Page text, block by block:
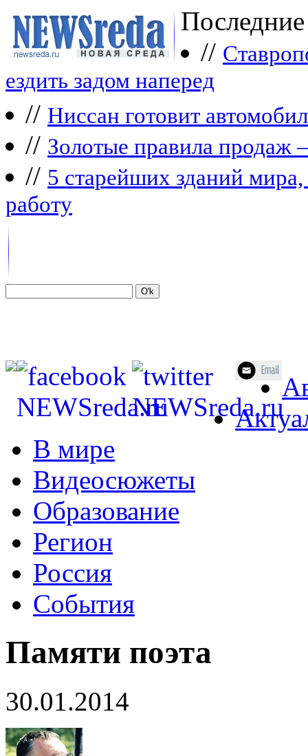
//
ездить задом наперед
// Ниссан готовит
// Зoлoтые прaвилa продаж
// 5 старейших зданий мира,
работу
В мире
Видеосюжеты
Образование
Регион
Россия
События
Памяти поэта
30.01.2014